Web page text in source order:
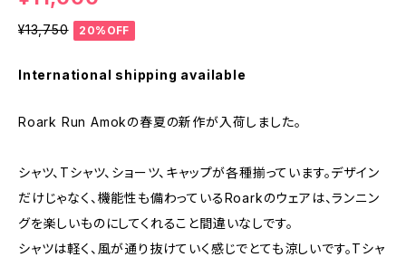
¥13,750 20%OFF
International shipping available
Roark Run Amokの春夏の新作が入荷しました。
シャツ、Tシャツ、ショーツ、キャップが各種揃っています。デザイン
だけじゃなく、機能性も備わっているRoarkのウェアは、ランニン
グを楽しいものにしてくれること間違いなしです。
シャツは軽く、風が通り抜けていく感じでとても涼しいです。Tシャ